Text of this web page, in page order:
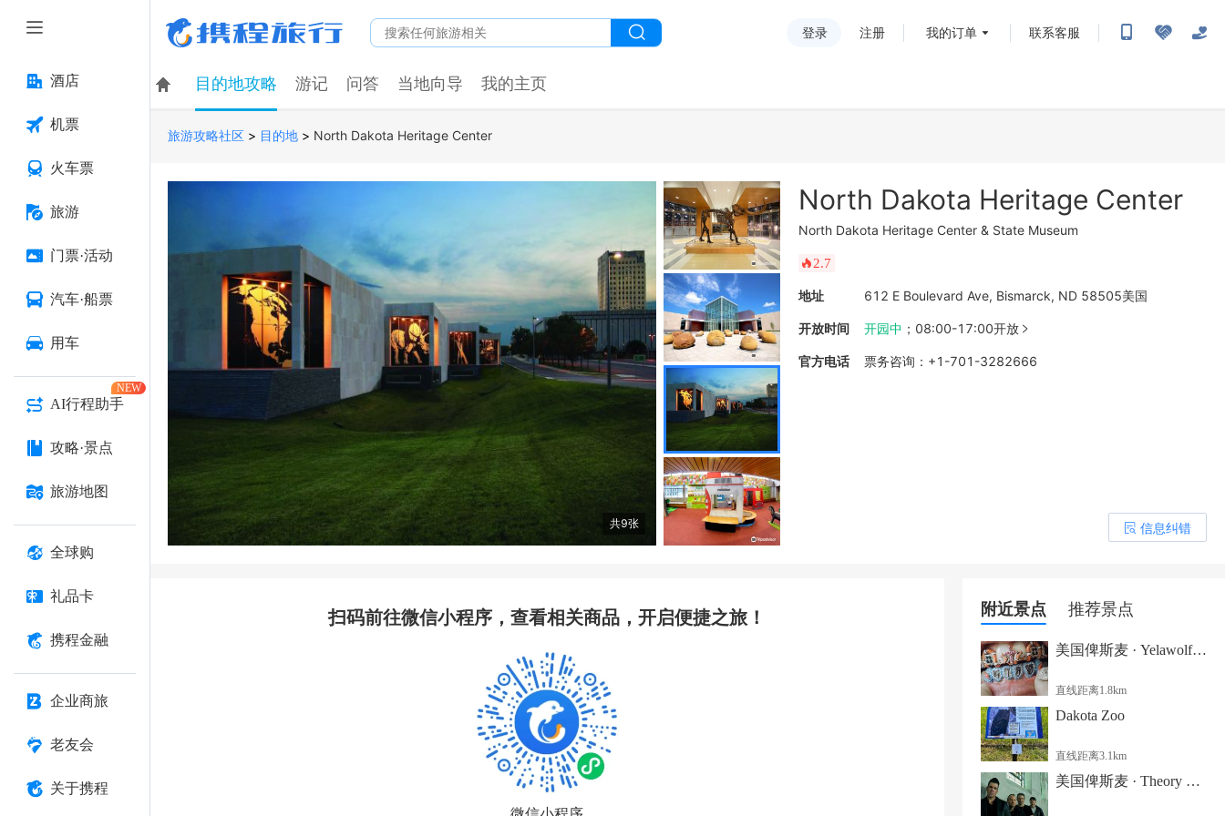
酒店
机票
火车票
旅游
门票·活动
汽车·船票
用车
AI行程助手
NEW
攻略·景点
旅游地图
全球购
礼品卡
携程金融
企业商旅
老友会
关于携程
登录 注册 我的订单 联系客服
目的地攻略 游记 问答 当地向导 我的主页
旅游攻略社区 > 目的地 > North Dakota Heritage Center
共9张
North Dakota Heritage Center
North Dakota Heritage Center & State Museum
󰺂 2.7
地址 612 E Boulevard Ave, Bismarck, ND 58505美国
开放时间 开园中 ； 08:00-17:00开放 
官方电话 票务咨询 ： +1-701-3282666
󰎒 信息纠错
扫码前往微信小程序，查看相关商品，开启便捷之旅！ 附近景点 推荐景点
美国俾斯麦 · Yelawolf & Highly Suspect《THE WAR WITHIN》巡演
直线距离1.8km
Dakota Zoo
直线距离3.1km
美国俾斯麦 · Theory of a Deadman & Sevendust《The Dead / Seven》巡演